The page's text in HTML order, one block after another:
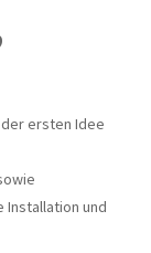
ersten Idee
Installation und